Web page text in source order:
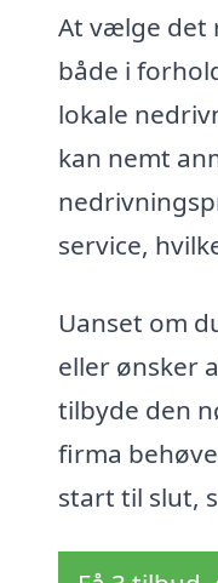
At vælge det
både i
lokale
kan nemt
service,
Uanset om
eller ønsker
tilbyde den
firma
start til slut,